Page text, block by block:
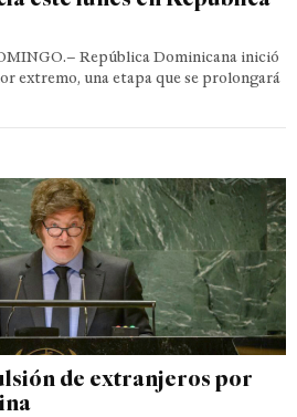
República Dominicana inició
extremo, una etapa que se prolongará
de extranjeros por